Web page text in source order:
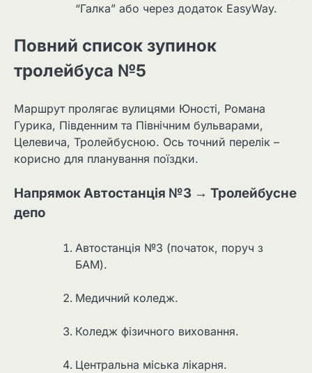
“Галка” або через додаток EasyWay.
Повний список зупинок
тролейбуса №5
Маршрут пролягає вулицями Юності, Романа
Гурика, Південним та Північним бульварами,
Целевича, Тролейбусною. Ось точний перелік –
корисно для планування поїздки.
Напрямок Автостанція №3 → Тролейбусне
депо
Автостанція №3 (початок, поруч з
БАМ).
Медичний коледж.
Коледж фізичного виховання.
Центральна міська лікарня.